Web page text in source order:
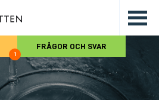
Hoppa till det huvudsakliga
1
FRÅGOR OCH SVAR